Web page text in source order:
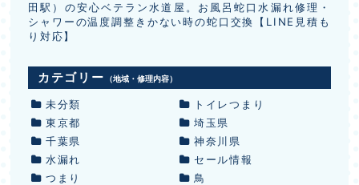
田駅）の安心ベテラン水道屋。お風呂蛇口水漏れ修理・
シャワーの温度調整きかない時の蛇口交換【LINE見積も
り対応】
カテゴリー （地域・修理内容）
未分類
トイレつまり
東京都
埼玉県
千葉県
神奈川県
水漏れ
セール情報
つまり
鳥